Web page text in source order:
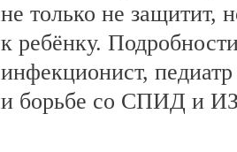
не только не защитит,
к ребёнку.
инфекционист,
и борьбе со СПИД и